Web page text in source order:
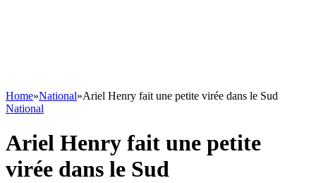
Home»National»Ariel Henry fait une petite virée dans le Sud
National
Ariel Henry fait une petite
virée dans le Sud